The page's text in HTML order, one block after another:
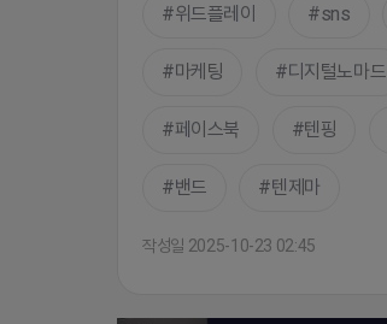
위드플레이 sns
마케팅 디지털노마드
페이스북 텐핑
밴드 텐제마
작성일 2025-10-23 02:45